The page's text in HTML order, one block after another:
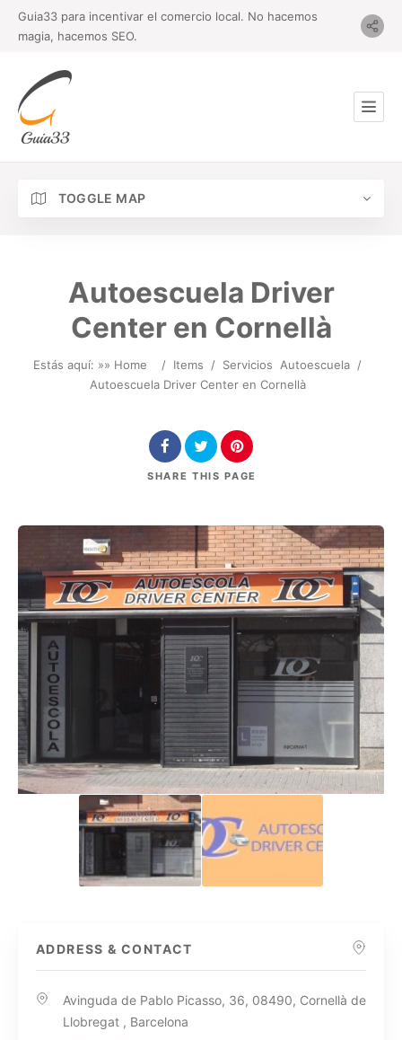
Guia33 para incentivar el comercio local. No hacemos
magia, hacemos SEO.
TOGGLE MAP
Autoescuela Driver
Center en Cornellà
Estás aquí: »» Home / Items / Servicios Autoescuela /
Autoescuela Driver Center en Cornellà
SHARE THIS PAGE
ADDRESS & CONTACT
Avinguda de Pablo Picasso, 36, 08490, Cornellà de
Llobregat , Barcelona